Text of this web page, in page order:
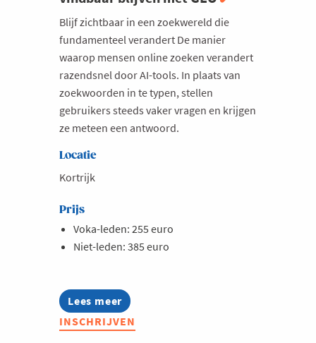
Blijf zichtbaar in een zoekwereld die
fundamenteel verandert De manier
waarop mensen online zoeken verandert
razendsnel door AI-tools. In plaats van
zoekwoorden in te typen, stellen
gebruikers steeds vaker vragen en krijgen
ze meteen een antwoord.
Locatie
Kortrijk
Prijs
Voka-leden: 255 euro
Niet-leden: 385 euro
Lees meer
about
Opleiding:
SEO
INSCHRIJVEN